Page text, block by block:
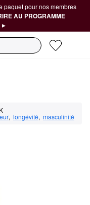
paquet pour nos membres
AU PROGRAMME
▸
, longévité, masculinité